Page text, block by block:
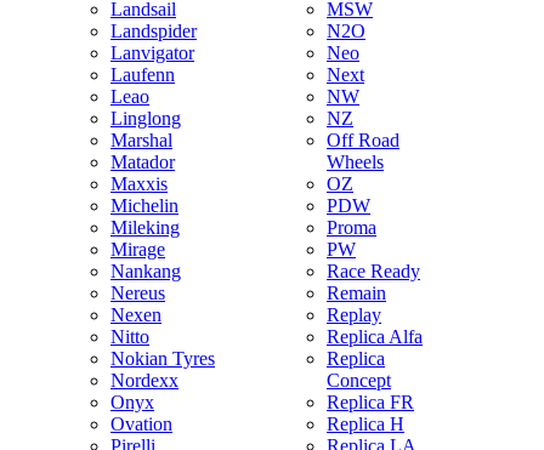
Landsail
Landspider
Lanvigator
Laufenn
Leao
Linglong
Marshal
Matador
Maxxis
Michelin
Mileking
Mirage
Nankang
Nereus
Nexen
Nitto
Nokian Tyres
Nordexx
Onyx
Ovation
Pirelli
MSW
N2O
Neo
Next
NW
NZ
Off Road
Wheels
OZ
PDW
Proma
PW
Race Ready
Remain
Replay
Replica Alfa
Replica
Concept
Replica FR
Replica H
Replica LA